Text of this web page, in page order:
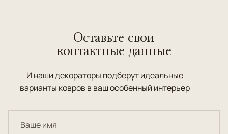
Оставьте свои
контактные данные
И наши декораторы подберут идеальные
варианты ковров в ваш особенный интерьер